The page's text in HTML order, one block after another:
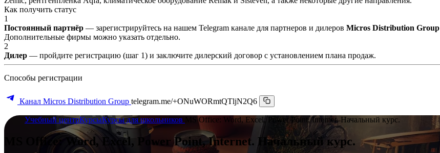
Как получить статус
1
Постоянный партнёр — зарегистрируйтесь на нашем Telegram канале для партнеров и дилеров Micros Distribution Group
Дополнительные фирмы можно указать отдельно.
2
Дилер — пройдите регистрацию (шаг 1) и заключите дилерский договор с установлением плана продаж.
Способы регистрации
Канал Micros Distribution Group telegram.me/+ONuWORmtQTljN2Q6
Учебный центрКурсыКурсы для школьников MS Office: Word, Excel, Power Point, Internet. Начальный курс.
MS Office: Word, Excel, Power Point, Internet. Начальный курс.